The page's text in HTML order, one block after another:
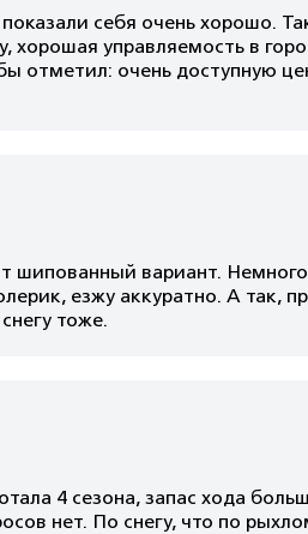
себя очень хорошо.
хорошая управляемость в
отметил: очень доступную
шипованный вариант.
езжу аккуратно. А
тоже.
4 сезона, запас хода
нет. По снегу, что по